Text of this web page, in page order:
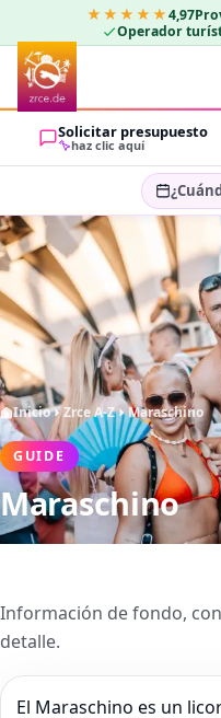
★★★★★4,97
Operador
Solicitar presupuesto
haz clic aquí
HUÉSPEDES
2
Inicio Zrce A-Z Maraschino
GUIDE
Maraschino
Información de fondo,
detalle.
El Maraschino es un